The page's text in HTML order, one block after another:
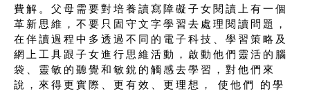
費解。父母需要對培養讀寫障礙子女閱讀上有一個
革新思維，不要只固守文字學習去處理閱讀問題，
在伴讀過程中多透過不同的電子科技、學習策略及
網上工具跟子女進行思維活動，啟動他們靈活的腦
袋、靈敏的聽覺和敏銳的觸感去學習，對他們來
說，來得更實際、更有效、更理想， 使他們 的學